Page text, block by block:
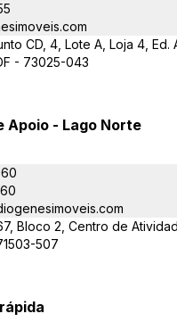
CD, 4, Lote A, Loja 4, Ed.
- 73025-043
Apoio - Lago Norte
Bloco 2, Centro de
507